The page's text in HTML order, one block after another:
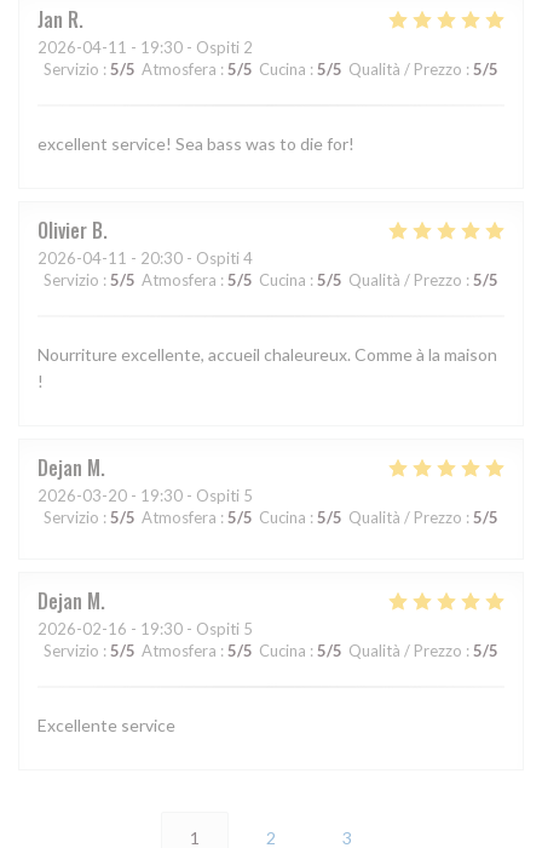
Jan R
2026-04-11 - 19:30 - Ospiti 2
Servizio : 5/5 Atmosfera : 5/5 Cucina : 5/5 Qualità / Prezzo : 5/5
excellent service! Sea bass was to die for!
Olivier B
2026-04-11 - 20:30 - Ospiti 4
Servizio : 5/5 Atmosfera : 5/5 Cucina : 5/5 Qualità / Prezzo : 5/5
Nourriture excellente, accueil chaleureux. Comme à la maison
!
Dejan M
2026-03-20 - 19:30 - Ospiti 5
Servizio : 5/5 Atmosfera : 5/5 Cucina : 5/5 Qualità / Prezzo : 5/5
Dejan M
2026-02-16 - 19:30 - Ospiti 5
Servizio : 5/5 Atmosfera : 5/5 Cucina : 5/5 Qualità / Prezzo : 5/5
Excellente service
1 2 3